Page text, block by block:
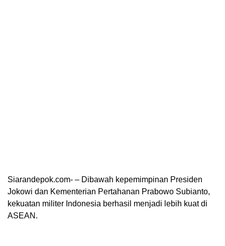
Siarandepok.com- – Dibawah kepemimpinan Presiden
Jokowi dan Kementerian Pertahanan Prabowo Subianto,
kekuatan militer Indonesia berhasil menjadi lebih kuat di
ASEAN.